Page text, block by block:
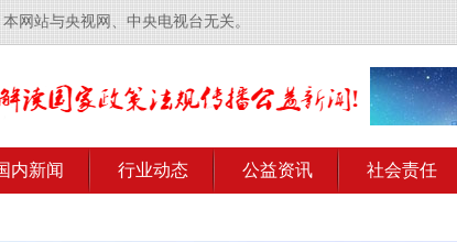
网站与央视网、中央电视台无关。
内新闻 行业动态 公益资讯 社会责任